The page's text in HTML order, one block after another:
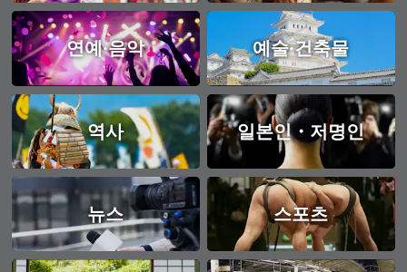
연예·음악 예술·건축물
역사 일본인・저명인
뉴스 스포츠